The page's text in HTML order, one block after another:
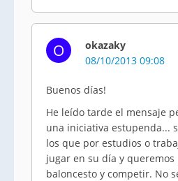
O
okazaky
08/10/2013 09:08
Buenos días!
He leído tarde el mensaje
una iniciativa estupenda...
los que por estudios o
jugar en su día y
baloncesto y competir. No